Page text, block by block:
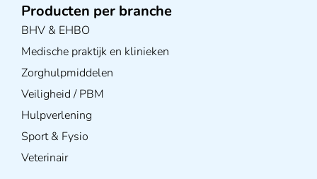
Producten per branche
BHV & EHBO
Medische praktijk en klinieken
Zorghulpmiddelen
Veiligheid / PBM
Hulpverlening
Sport & Fysio
Veterinair